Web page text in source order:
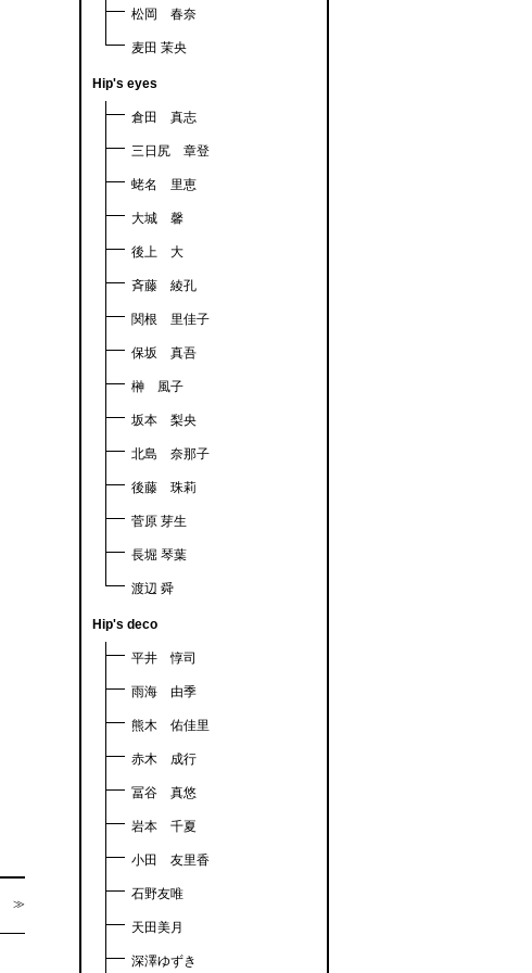
松岡 春奈
麦田 茉央
Hip's eyes
倉田 真志
三日尻 章登
蛯名 里恵
大城 馨
後上 大
斉藤 綾孔
関根 里佳子
保坂 真吾
榊 風子
坂本 梨央
北島 奈那子
後藤 珠莉
菅原 芽生
長堀 琴葉
渡辺 舜
Hip's deco
平井 惇司
雨海 由季
熊木 佑佳里
赤木 成行
冨谷 真悠
岩本 千夏
小田 友里香
石野友唯
天田美月
深澤ゆずき